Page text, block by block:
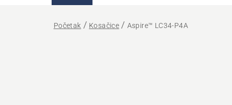
Početak Kosačice Aspire™ LC34-P4A